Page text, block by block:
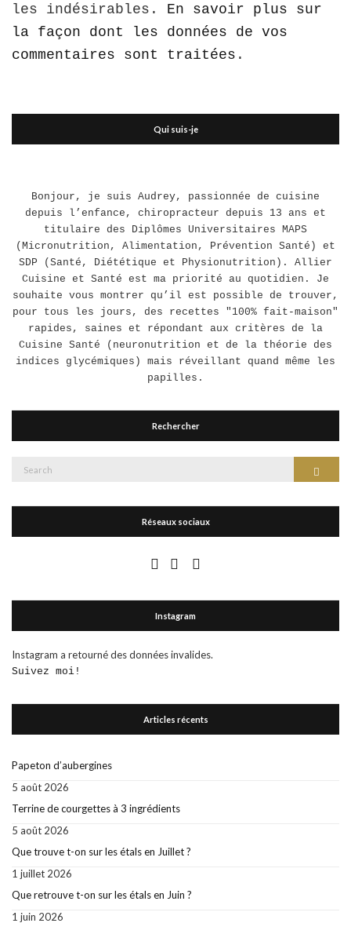
les indésirables. En savoir plus sur
la façon dont les données de vos
commentaires sont traitées .
Qui suis-je
Bonjour, je suis Audrey, passionnée de cuisine
depuis l’enfance, chiropracteur depuis 13 ans et
titulaire des Diplômes Universitaires MAPS
(Micronutrition, Alimentation, Prévention Santé) et
SDP (Santé, Diététique et Physionutrition). Allier
Cuisine et Santé est ma priorité au quotidien. Je
souhaite vous montrer qu’il est possible de trouver,
pour tous les jours, des recettes "100% fait-maison"
rapides, saines et répondant aux critères de la
Cuisine Santé (neuronutrition et de la théorie des
indices glycémiques) mais réveillant quand même les
papilles.
Rechercher
Réseaux sociaux
Instagram
Instagram a retourné des données invalides.
Suivez moi!
Articles récents
Papeton d’aubergines
5 août 2026
Terrine de courgettes à 3 ingrédients
5 août 2026
Que trouve t-on sur les étals en Juillet ?
1 juillet 2026
Que retrouve t-on sur les étals en Juin ?
1 juin 2026